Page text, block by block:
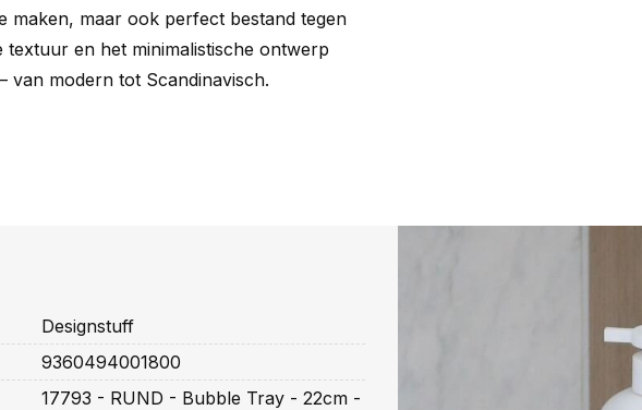
maken, maar ook perfect bestand tegen
textuur en het minimalistische ontwerp
van modern tot Scandinavisch.
Designstuff
9360494001800
17793 - RUND - Bubble Tray - 22cm -